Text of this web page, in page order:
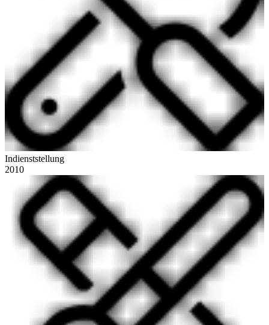
Indienststellung
2010